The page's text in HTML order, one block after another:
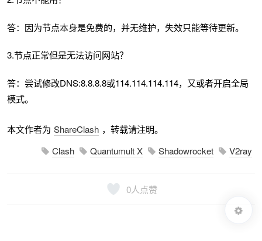
答：因为节点本身是免费的，并无维护，失效只能等待更新。
3.节点正常但是无法访问网站？
答：尝试修改DNS:8.8.8.8或114.114.114.114，又或者开启全局
模式。
本文作者为 ShareClash ，转载请注明。
Clash
Quantumult X Shadowrocket V2ray
0人点赞